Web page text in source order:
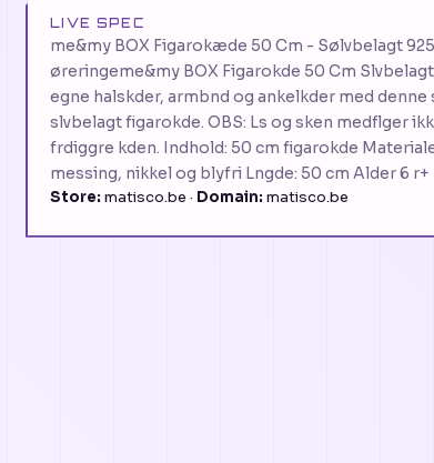
LIVE SPEC
me&my BOX Figarokæde 50 Cm - Sølvbelagt
øreringeme&my BOX Figarokde 50 Cm
egne halskder, armbnd og ankelkder med
slvbelagt figarokde. OBS: Ls og sken medflger
frdiggre kden. Indhold: 50 cm figarokde
messing, nikkel og blyfri Lngde: 50 cm Alder 6 r+
Store: matisco.be · Domain: matisco.be